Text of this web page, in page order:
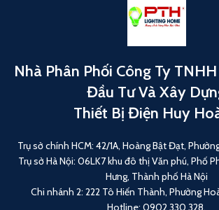
Nhà Phân Phối Công Ty
Đầu Tư Và Xây
Thiết Bị Điện Huy
Trụ sở chính HCM: 42/1A, Hoàng Bật Đạt,
Trụ sở Hà Nội: 06LK7 khu đô thị Văn phú, Phố
Hưng, Thành phố Hà Nội
Chi nhánh 2: 222 Tô Hiến Thành, Phường
Hotline: 0902 330 328.